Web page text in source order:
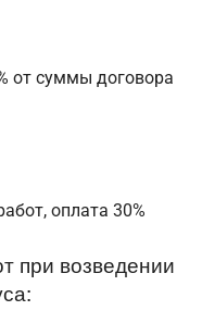
от суммы договора
оплата 30%
при возведении